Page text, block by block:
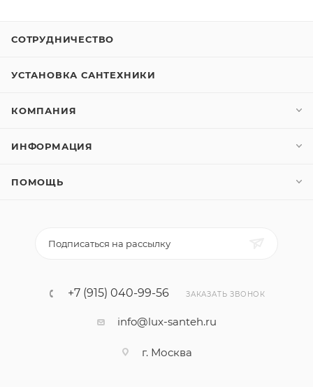
СОТРУДНИЧЕСТВО
УСТАНОВКА САНТЕХНИКИ
КОМПАНИЯ
ИНФОРМАЦИЯ
ПОМОЩЬ
Подписаться на рассылку
+7 (915) 040-99-56 ЗАКАЗАТЬ ЗВОНОК
info@lux-santeh.ru
г. Москва